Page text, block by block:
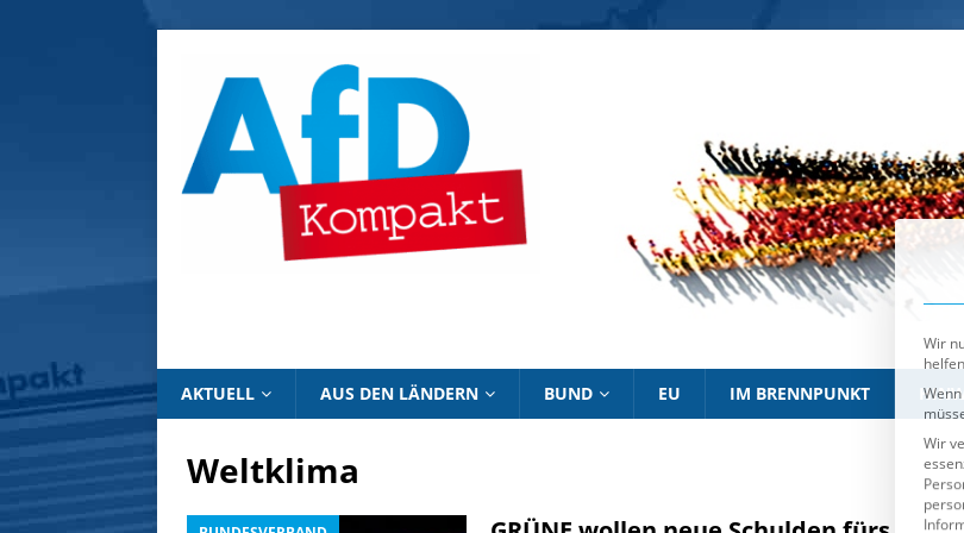
AKTUELL AUS DEN LÄNDERN BUND EU IM BRENNPUNKT
Weltklima
Wir
Sie
Es